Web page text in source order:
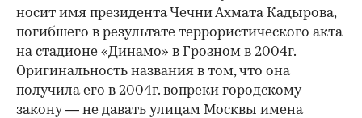
носит имя президента Чечни Ахмата Кадырова,
погибшего в результате террористического акта
на стадионе «Динамо» в Грозном в 2004г.
Оригинальность названия в том, что она
получила его в 2004г. вопреки городскому
закону — не давать улицам Москвы имена